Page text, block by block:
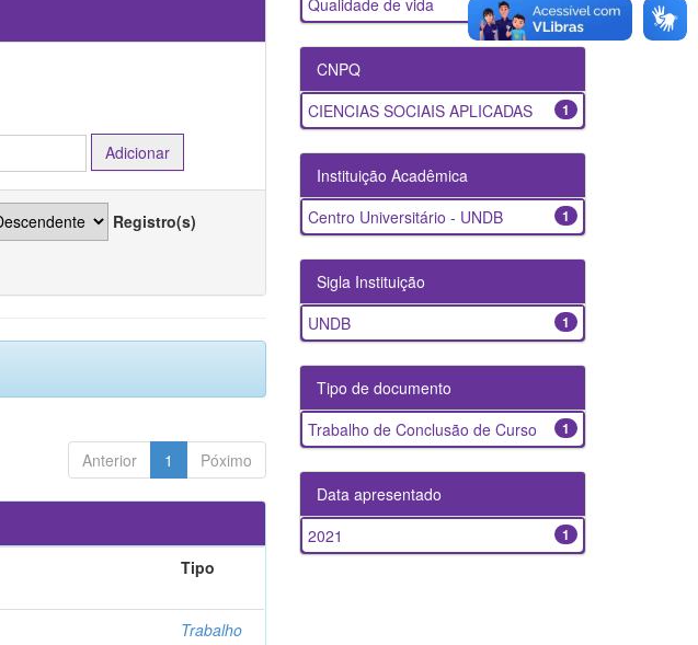
Registro(s)
Anterior 1 Póximo
Tipo
Trabalho
Qualidade de vida
CNPQ
1
CIENCIAS SOCIAIS APLICADAS
Instituição Acadêmica
1
Centro Universitário - UNDB
Sigla Instituição
1
UNDB
Tipo de documento
1
Trabalho de Conclusão de Curso
Data apresentado
1
2021